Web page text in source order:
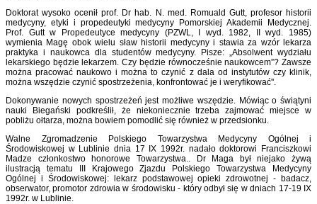
Doktorat wysoko ocenił prof. Dr hab. N. med. Romuald Gutt, profesor historii
medycyny, etyki i propedeutyki medycyny Pomorskiej Akademii Medycznej.
Prof. Gutt w Propedeutyce medycyny (PZWL, I wyd. 1982, II wyd. 1985)
wymienia Magę obok wielu sław historii medycyny i stawia za wzór lekarza
praktyka i naukowca dla studentów medycyny. Pisze: „Absolwent wydziału
lekarskiego będzie lekarzem. Czy będzie równocześnie naukowcem”? Zawsze
można pracować naukowo i można to czynić z dala od instytutów czy klinik,
można wszędzie czynić spostrzeżenia, konfrontować je i weryfikować''.
Dokonywanie nowych spostrzeżeń jest możliwe wszędzie. Mówiąc o świątyni
nauki Biegański podkreślił, że niekoniecznie trzeba zajmować miejsce w
pobliżu ołtarza, można bowiem pomodlić się również w przedsionku.
Walne Zgromadzenie Polskiego Towarzystwa Medycyny Ogólnej i
Środowiskowej w Lublinie dnia 17 IX 1992r. nadało doktorowi Franciszkowi
Madze członkostwo honorowe Towarzystwa.. Dr Maga był niejako żywą
ilustracją tematu III Krajowego Zjazdu Polskiego Towarzystwa Medycyny
Ogólnej i Środowiskowej: lekarz podstawowej opieki zdrowotnej - badacz,
obserwator, promotor zdrowia w środowisku - który odbył się w dniach 17-19 IX
1992r. w Lublinie.